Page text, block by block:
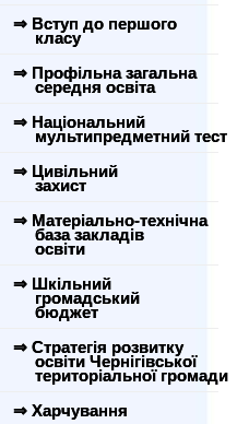
⇒ Вступ до першого
класу
⇒ Профільна загальна
середня освіта
⇒ Національний
мультипредметний тест
⇒ Цивільний
захист
⇒ Матеріально-технічна
база закладів
освіти
⇒ Шкільний
громадський
бюджет
⇒ Стратегія розвитку
освіти Чернігівської
територіальної громади
⇒ Харчування